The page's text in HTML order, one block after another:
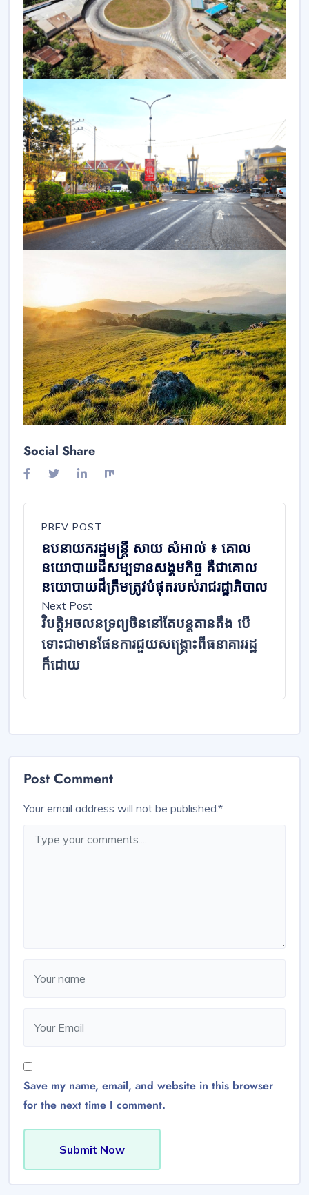
Social Share
PREV POST
ឧបនាយករដ្ឋមន្ត្រី សាយ សំអាល់ ៖ គោល
នយោបាយដីសម្បទានសង្គមកិច្ច គឺជាគោល
នយោបាយដ៏ត្រឹមត្រូវបំផុតរបស់រាជរដ្ឋាភិបាល
Next Post
វិបត្តិអចលនទ្រព្យចិននៅតែបន្តតានតឹង បើ
ទោះជាមានផែនការជួយសង្គ្រោះពីធនាគាររដ្ឋ
ក៏ដោយ
Post Comment
Your email address will not be published.*
Save my name, email, and website in this browser
for the next time I comment.
Submit Now